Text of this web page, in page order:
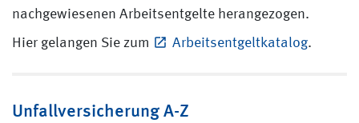
nachgewiesenen Arbeitsentgelte herangezogen.
Hier gelangen Sie zum
Arbeitsentgeltkatalog.
Unfallversicherung A-Z